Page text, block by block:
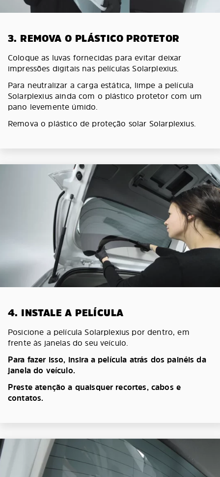
3. REMOVA O PLÁSTICO PROTETOR
Coloque as luvas fornecidas para evitar deixar
impressões digitais nas películas Solarplexius.
Para neutralizar a carga estática, limpe a película
Solarplexius ainda com o plástico protetor com um
pano levemente úmido.
Remova o plástico de proteção solar Solarplexius.
4. INSTALE A PELÍCULA
Posicione a película Solarplexius por dentro, em
frente às janelas do seu veículo.
Para fazer isso, insira a película atrás dos painéis da
janela do veículo.
Preste atenção a quaisquer recortes, cabos e
contatos.